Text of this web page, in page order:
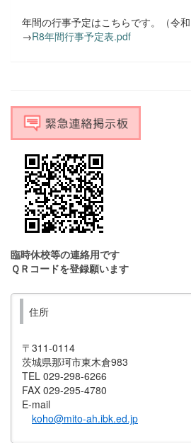
年間の行事予定はこちらです。（令和
→R8年間行事予定表.pdf
臨時休校等の連絡用です
ＱＲコードを登録願います
住所
〒311-0114
茨城県那珂市東木倉983
TEL 029-298-6266
FAX 029-295-4780
E-mail
koho@mito-ah.ibk.ed.jp